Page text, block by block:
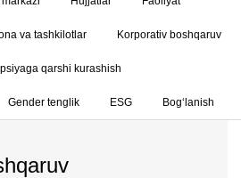
va tashkilotlar Korporativ boshqaruv
qarshi kurashish
Gender tenglik ESG Bog‘lanish